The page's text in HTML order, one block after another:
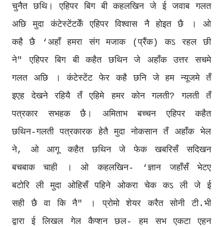
चुनैत छथि। एहिपर बिग बी कहलखिन जे ई जवाब गलत
अछि मुदा कंटेस्टेंटकेँ एहिपर विश्वास नै होइत छै । ओ
कहै छै ‘अहाँ हमरा संग मजाक (प्रैंक) कऽ रहल छी
ने" एहिपर बिग बी कहैत छथिन जे अहाँक उत्तर सचमे
गलत अछि । कंटेस्टेंट फेर कहै छनि जे हम न्यूजमे तँ
इएह देखने रहियै तँ एहिमे हमर कोन गलती? गलती तँ
पत्रकार सभहक छै। अमिताभ बच्चन एहिपर कहैत
छथिन-गलती पत्रकारक हेतै मुदा नोकसान तँ अहाँक भेल
ने, ओ आगू कहैत छथिन जे फेक खबरिसँ सदिखन
बचबाक चाही । ओ कहलखिन- ‘ज्ञान जहाँसँ भेटए
बटोरि ली मुदा ओहिसँ पहिने ओकरा चेक कऽ ली जे ई
सही छै वा कि नै" । प्रोमो शेयर करैत सोनी टी.भी
द्वारा ई लिखल गेल कैप्शन छल- हम सभ एकटा एहन